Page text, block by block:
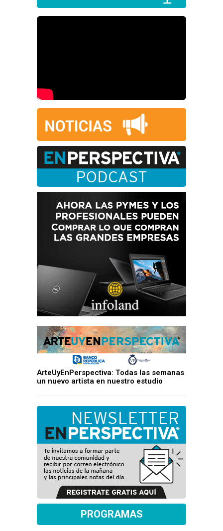
ArteUyEnPerspectiva: Todas las semanas
un nuevo artista en nuestro estudio
PROGRAMAS